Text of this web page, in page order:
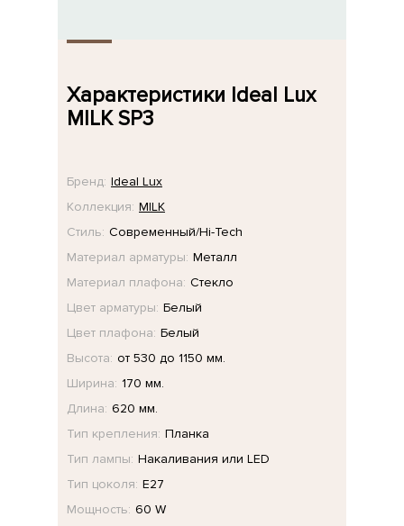
Характеристики Ideal Lux
MILK SP3
Бренд: Ideal Lux
Коллекция: MILK
Стиль: Современный/Hi-Tech
Материал арматуры: Металл
Материал плафона: Стекло
Цвет арматуры: Белый
Цвет плафона: Белый
Высота: от 530 до 1150 мм.
Ширина: 170 мм.
Длина: 620 мм.
Тип крепления: Планка
Тип лампы: Накаливания или LED
Тип цоколя: E27
Мощность: 60 W